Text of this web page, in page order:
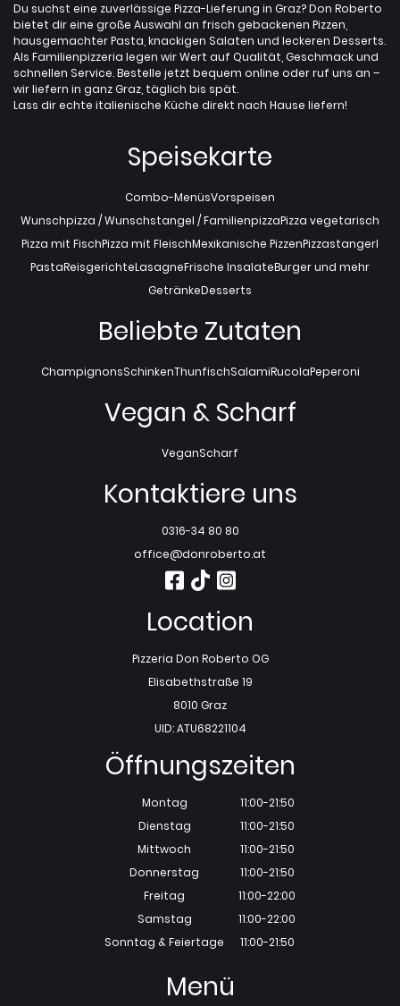
Du suchst eine zuverlässige Pizza-Lieferung in Graz? Don Roberto
bietet dir eine große Auswahl an frisch gebackenen Pizzen,
hausgemachter Pasta, knackigen Salaten und leckeren Desserts.
Als Familienpizzeria legen wir Wert auf Qualität, Geschmack und
schnellen Service. Bestelle jetzt bequem online oder ruf uns an –
wir liefern in ganz Graz, täglich bis spät.
Lass dir echte italienische Küche direkt nach Hause liefern!
Speisekarte
Combo-MenüsVorspeisen
Wunschpizza / Wunschstangel / FamilienpizzaPizza vegetarisch
Pizza mit FischPizza mit FleischMexikanische PizzenPizzastangerl
PastaReisgerichteLasagneFrische InsalateBurger und mehr
GetränkeDesserts
Beliebte Zutaten
ChampignonsSchinkenThunfischSalamiRucolaPeperoni
Vegan & Scharf
VeganScharf
Kontaktiere uns
0316-34 80 80
office@donroberto.at
Location
Pizzeria Don Roberto OG
Elisabethstraße 19
8010 Graz
UID: ATU68221104
Öffnungszeiten
Montag
Dienstag
Mittwoch
Donnerstag
Freitag
Samstag
Sonntag & Feiertage
11:00-21:50
11:00-21:50
11:00-21:50
11:00-21:50
11:00-22:00
11:00-22:00
11:00-21:50
Menü